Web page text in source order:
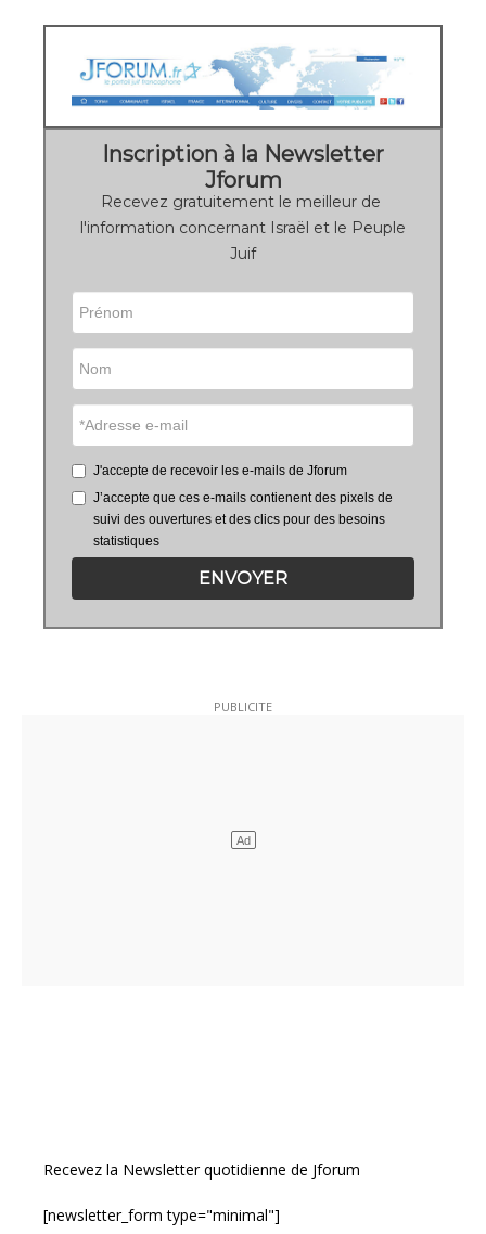
Inscription à la Newsletter
Jforum
Recevez gratuitement le meilleur de
l'information concernant Israël et le Peuple
Juif
J'accepte de recevoir les e-mails de Jforum
J’accepte que ces e-mails contienent des pixels de
suivi des ouvertures et des clics pour des besoins
statistiques
ENVOYER
Recevez la Newsletter quotidienne de Jforum
[newsletter_form type="minimal"]